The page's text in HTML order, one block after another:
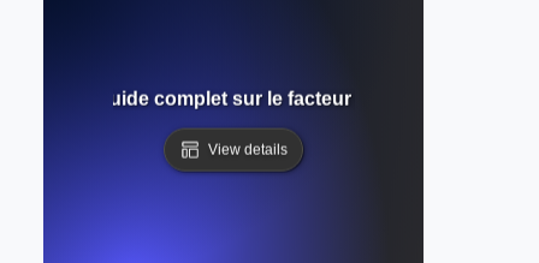
revues ? Guide complet sur le facteur d'impact et la
View details